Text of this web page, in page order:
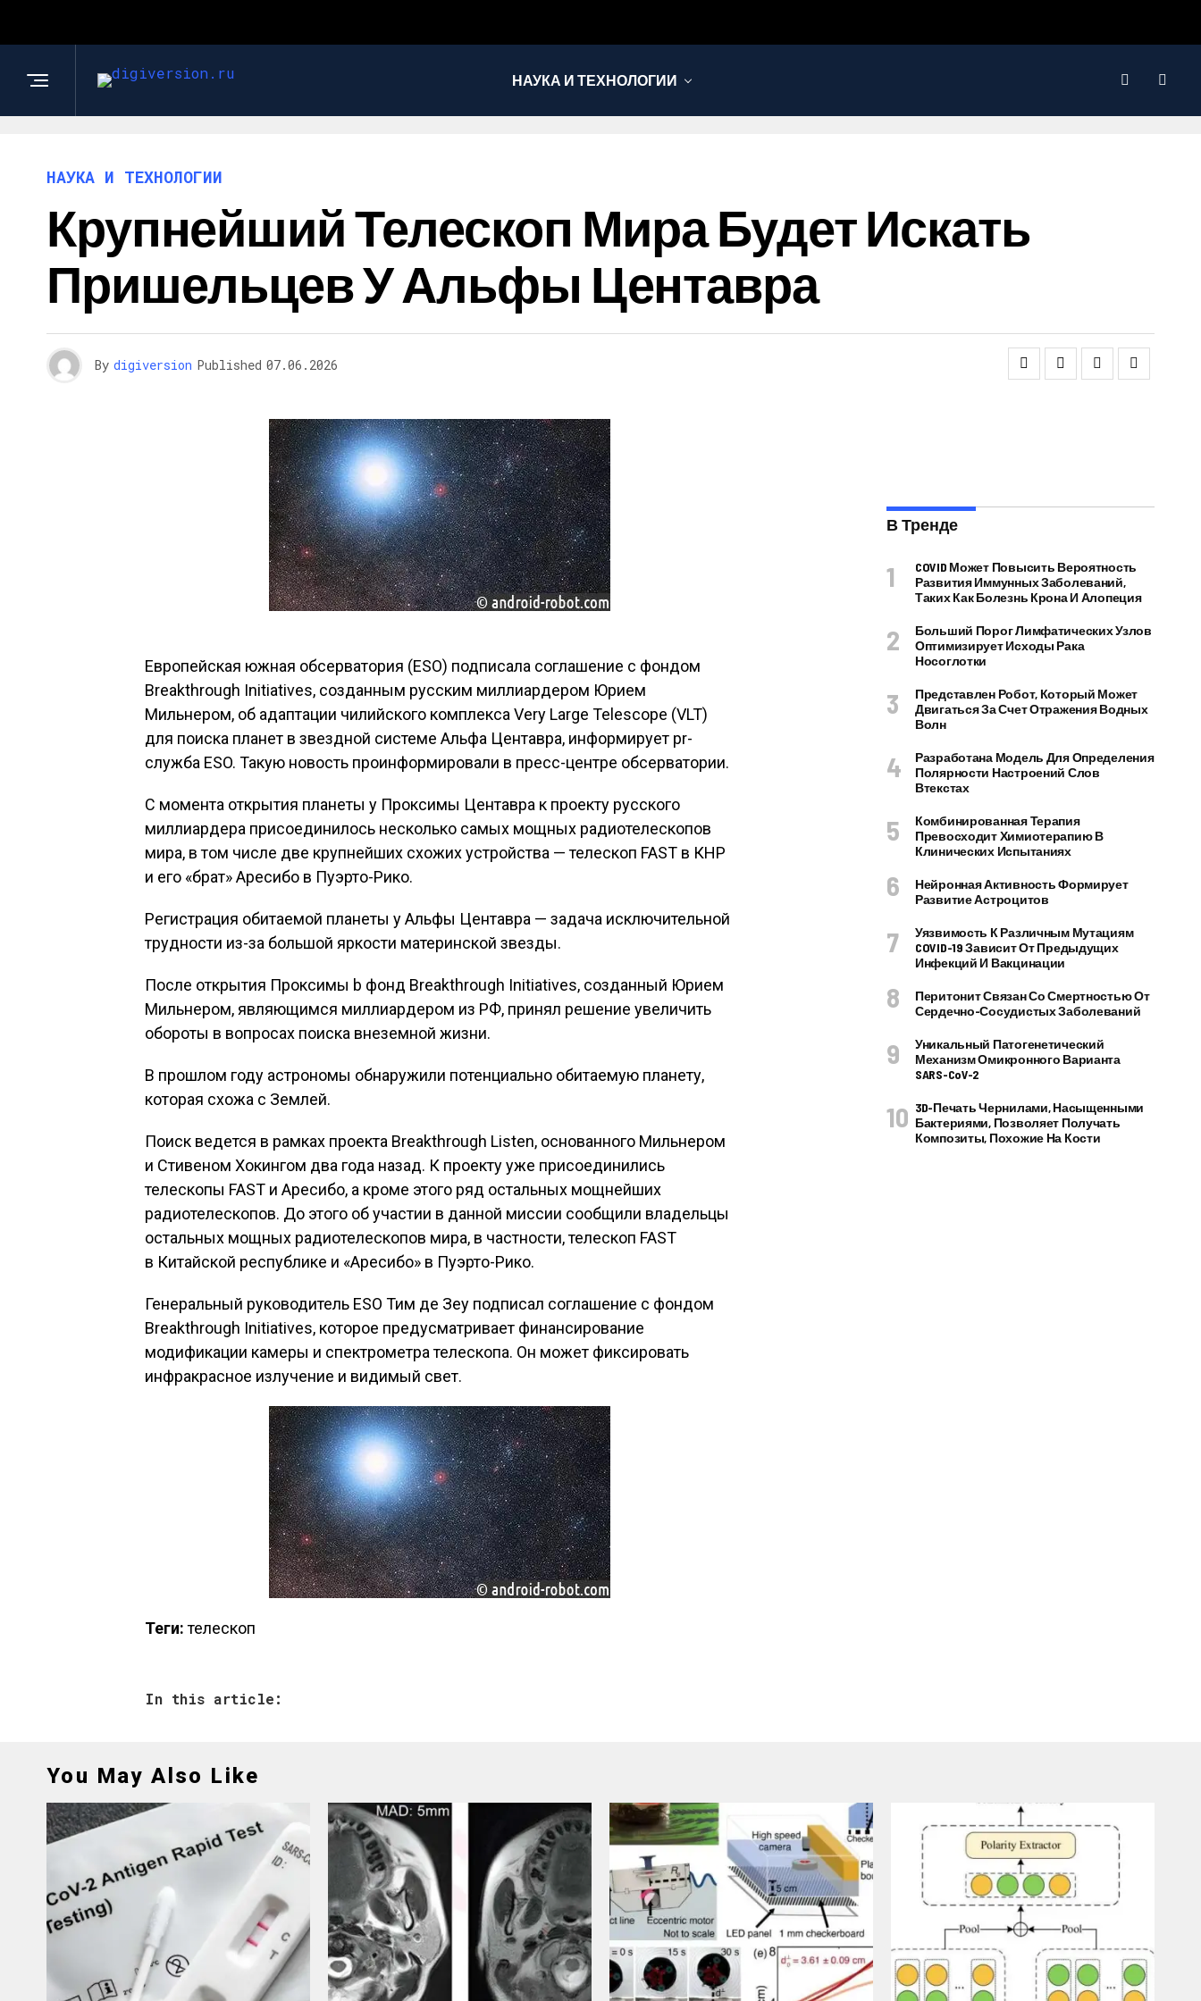
НАУКА И ТЕХНОЛОГИИ
НАУКА И ТЕХНОЛОГИИ
Крупнейший Телескоп Мира Будет Искать
Пришельцев У Альфы Центавра
By digiversion Published 07.06.2026
Европейская южная обсерватория (ESO) подписала соглашение с фондом
Breakthrough Initiatives, созданным русским миллиардером Юрием
Мильнером, об адаптации чилийского комплекса Very Large Telescope (VLT)
для поиска планет в звездной системе Альфа Центавра, информирует pr-
служба ESO. Такую новость проинформировали в пресс-центре обсерватории.
С момента открытия планеты у Проксимы Центавра к проекту русского
миллиардера присоединилось несколько самых мощных радиотелескопов
мира, в том числе две крупнейших схожих устройства — телескоп FAST в КНР
и его «брат» Аресибо в Пуэрто-Рико.
Регистрация обитаемой планеты у Альфы Центавра — задача исключительной
трудности из-за большой яркости материнской звезды.
После открытия Проксимы b фонд Breakthrough Initiatives, созданный Юрием
Мильнером, являющимся миллиардером из РФ, принял решение увеличить
обороты в вопросах поиска внеземной жизни.
В прошлом году астрономы обнаружили потенциально обитаемую планету,
которая схожа с Землей.
Поиск ведется в рамках проекта Breakthrough Listen, основанного Мильнером
и Стивеном Хокингом два года назад. К проекту уже присоединились
телескопы FAST и Аресибо, а кроме этого ряд остальных мощнейших
радиотелескопов. До этого об участии в данной миссии сообщили владельцы
остальных мощных радиотелескопов мира, в частности, телескоп FAST
в Китайской республике и «Аресибо» в Пуэрто-Рико.
Генеральный руководитель ESO Тим де Зеу подписал соглашение с фондом
Breakthrough Initiatives, которое предусматривает финансирование
модификации камеры и спектрометра телескопа. Он может фиксировать
инфракрасное излучение и видимый свет.
Теги:телескоп
In this article:
В Тренде
COVID Может Повысить Вероятность
Развития Иммунных Заболеваний,
Таких Как Болезнь Крона И Алопеция
Больший Порог Лимфатических Узлов
Оптимизирует Исходы Рака
Носоглотки
Представлен Робот, Который Может
Двигаться За Счет Отражения Водных
Волн
Разработана Модель Для Определения
Полярности Настроений Слов
Втекстах
Комбинированная Терапия
Превосходит Химиотерапию В
Клинических Испытаниях
Нейронная Активность Формирует
Развитие Астроцитов
Уязвимость К Различным Мутациям
COVID-19 Зависит От Предыдущих
Инфекций И Вакцинации
Перитонит Связан Со Смертностью От
Сердечно-Сосудистых Заболеваний
Уникальный Патогенетический
Механизм Омикронного Варианта
SARS-CoV-2
3D-Печать Чернилами, Насыщенными
Бактериями, Позволяет Получать
Композиты, Похожие На Кости
You May Also Like